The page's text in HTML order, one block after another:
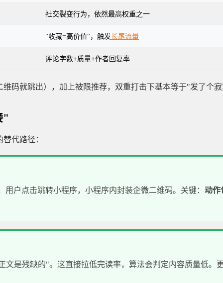
社交裂变行为，依然最高权重之一
"收藏=高价值"，触发长尾流量
评论字数+质量+作者回复率
码就跳出），加上被限推荐，双重打击下基本等于"发了个寂
"
代路径：
户点击跳转小程序，小程序内封装企微二维码。关键： 动作
是残缺的"。这直接拉低完读率，算法会判定内容质量低。更